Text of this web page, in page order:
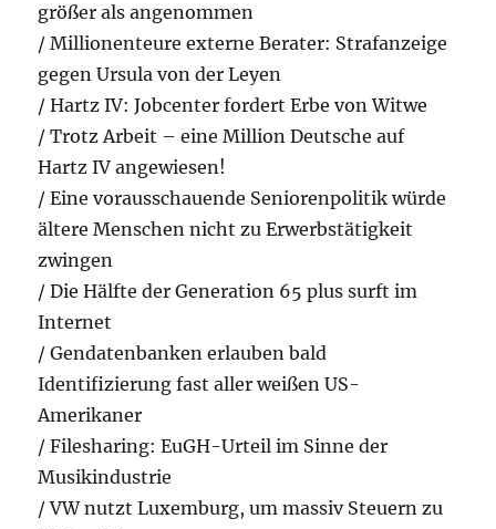
größer als angenommen
/ Millionenteure externe Berater: Strafanzeige
gegen Ursula von der Leyen
/ Hartz IV: Jobcenter fordert Erbe von Witwe
/ Trotz Arbeit – eine Million Deutsche auf
Hartz IV angewiesen!
/ Eine vorausschauende Seniorenpolitik würde
ältere Menschen nicht zu Erwerbstätigkeit
zwingen
/ Die Hälfte der Generation 65 plus surft im
Internet
/ Gendatenbanken erlauben bald
Identifizierung fast aller weißen US-
Amerikaner
/ Filesharing: EuGH-Urteil im Sinne der
Musikindustrie
/ VW nutzt Luxemburg, um massiv Steuern zu